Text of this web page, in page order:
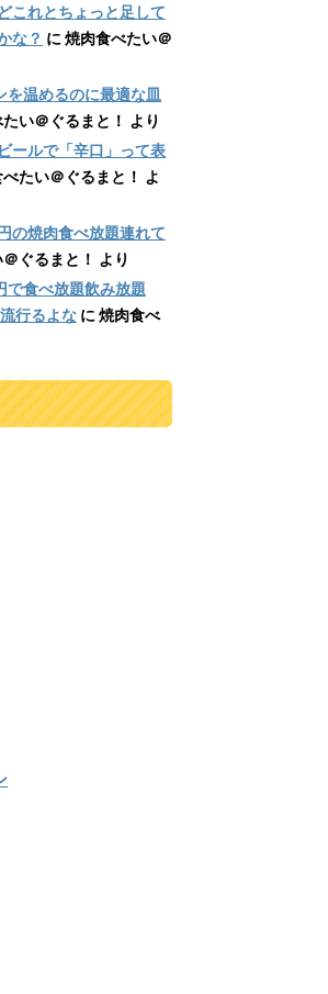
これとちょっと足して
な？ に 焼肉食べたい＠
温めるのに最適な皿
い＠ぐるまと！ より
ールで「辛口」って表
たい＠ぐるまと！ よ
の焼肉食べ放題連れて
ぐるまと！ より
食べ放題飲み放題
行るよな に 焼肉食べ